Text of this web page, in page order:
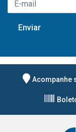
Acompanhe